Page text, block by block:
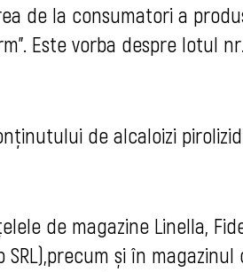
de la consumatori a
Este vorba despre lotul
de alcaloizi
de magazine Linella,
și în